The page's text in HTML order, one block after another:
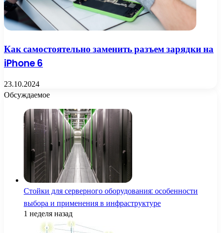
Как самостоятельно заменить разъем зарядки на
iPhone 6
23.10.2024
Обсуждаемое
Стойки для серверного оборудования: особенности
выбора и применения в инфраструктуре
1 неделя назад